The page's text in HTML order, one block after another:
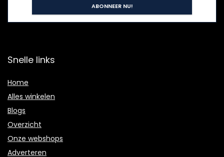
Snelle links
Home
Alles winkelen
Blogs
Overzicht
Onze webshops
Adverteren